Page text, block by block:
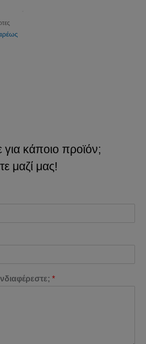
για κάποιο προϊόν;
μαζί μας!
*